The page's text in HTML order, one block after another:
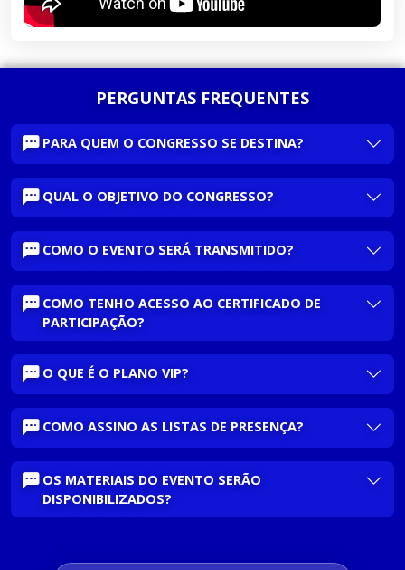
PERGUNTAS FREQUENTES
PARA QUEM O CONGRESSO SE DESTINA?
QUAL O OBJETIVO DO CONGRESSO?
COMO O EVENTO SERÁ TRANSMITIDO?
COMO TENHO ACESSO AO CERTIFICADO DE
PARTICIPAÇÃO?
O QUE É O PLANO VIP?
COMO ASSINO AS LISTAS DE PRESENÇA?
OS MATERIAIS DO EVENTO SERÃO
DISPONIBILIZADOS?